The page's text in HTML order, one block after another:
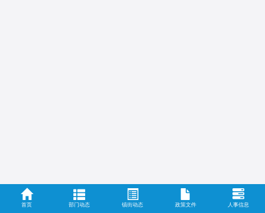
首页 部门动态 镇街动态 政策文件 人事信息